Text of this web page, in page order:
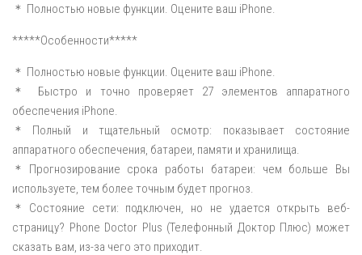
＊ Полностью новые функции. Оцените ваш iPhone.
*****Особенности*****
＊ Полностью новые функции. Оцените ваш iPhone.
＊ Быстро и точно проверяет 27 элементов аппаратного
обеспечения iPhone.
＊Полный и тщательный осмотр: показывает состояние
аппаратного обеспечения, батареи, памяти и хранилища.
＊Прогнозирование срока работы батареи: чем больше Вы
используете, тем более точным будет прогноз.
＊Состояние сети: подключен, но не удается открыть веб-
страницу? Phone Doctor Plus (Телефонный Доктор Плюс) может
сказать вам, из-за чего это приходит.